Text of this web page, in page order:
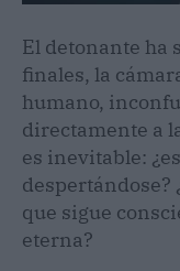
El detonante ha
finales, la
humano,
directamente a
es inevitable:
despertándose?
que sigue
eterna?